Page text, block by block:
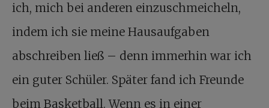
ich, mich bei anderen einzuschmeicheln,
indem ich sie meine Hausaufgaben
abschreiben ließ – denn immerhin war ich
ein guter Schüler. Später fand ich Freunde
beim Basketball. Wenn es in einer